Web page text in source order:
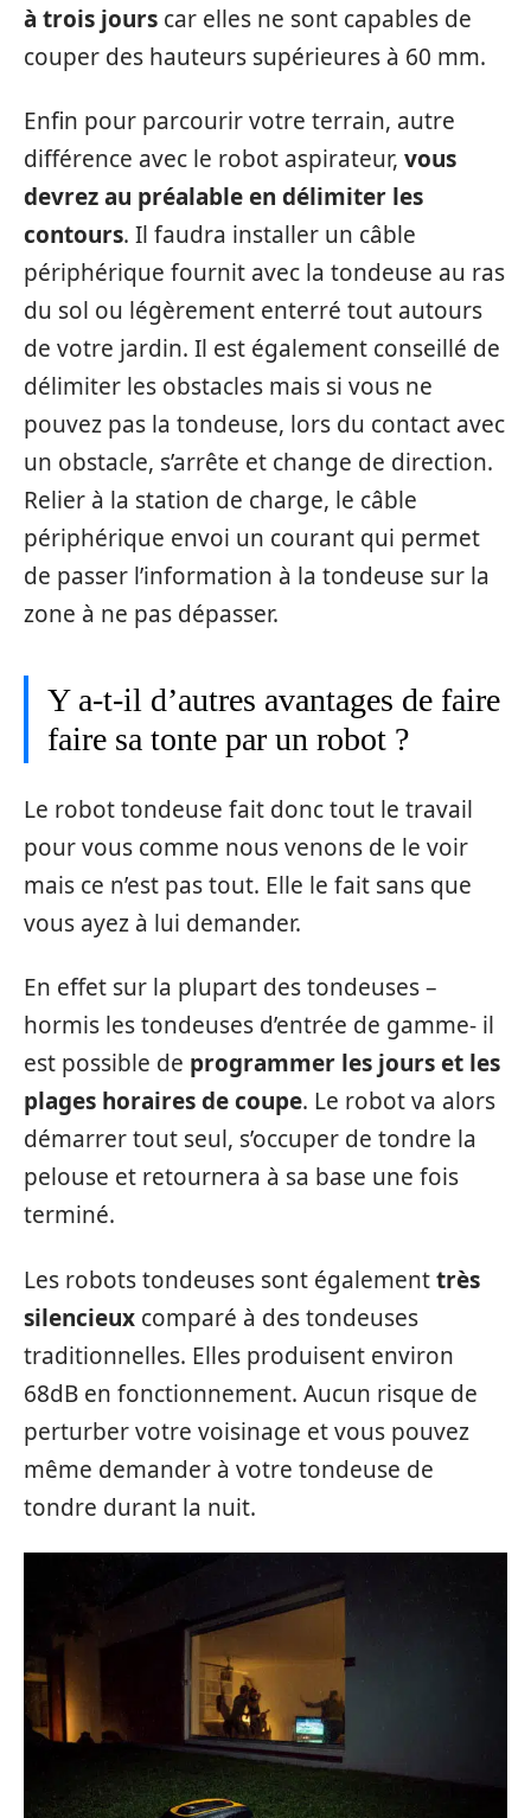
à trois jours car elles ne sont capables de
couper des hauteurs supérieures à 60 mm.
Enfin pour parcourir votre terrain, autre
différence avec le robot aspirateur, vous
devrez au préalable en délimiter les
contours. Il faudra installer un câble
périphérique fournit avec la tondeuse au ras
du sol ou légèrement enterré tout autours
de votre jardin. Il est également conseillé de
délimiter les obstacles mais si vous ne
pouvez pas la tondeuse, lors du contact avec
un obstacle, s’arrête et change de direction.
Relier à la station de charge, le câble
périphérique envoi un courant qui permet
de passer l’information à la tondeuse sur la
zone à ne pas dépasser.
Y a-t-il d’autres avantages de faire
faire sa tonte par un robot ?
Le robot tondeuse fait donc tout le travail
pour vous comme nous venons de le voir
mais ce n’est pas tout. Elle le fait sans que
vous ayez à lui demander.
En effet sur la plupart des tondeuses –
hormis les tondeuses d’entrée de gamme- il
est possible de programmer les jours et les
plages horaires de coupe. Le robot va alors
démarrer tout seul, s’occuper de tondre la
pelouse et retournera à sa base une fois
terminé.
Les robots tondeuses sont égalementtrès
silencieux comparé à des tondeuses
traditionnelles. Elles produisent environ
68dB en fonctionnement. Aucun risque de
perturber votre voisinage et vous pouvez
même demander à votre tondeuse de
tondre durant la nuit.